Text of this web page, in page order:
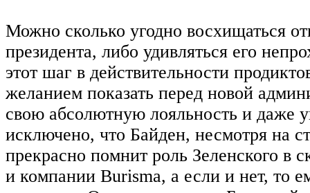
Можно сколько угодно восхищаться
президента, либо удивляться его
этот шаг в действительности
желанием показать перед новой
свою абсолютную лояльность и даже
исключено, что Байден, несмотря на
прекрасно помнит роль Зеленского в
и компании Burisma, а если и нет, то